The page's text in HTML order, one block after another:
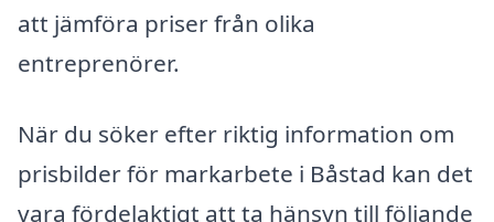
att jämföra priser från olika
entreprenörer.
När du söker efter riktig information om
prisbilder för markarbete i Båstad kan det
vara fördelaktigt att ta hänsyn till följande